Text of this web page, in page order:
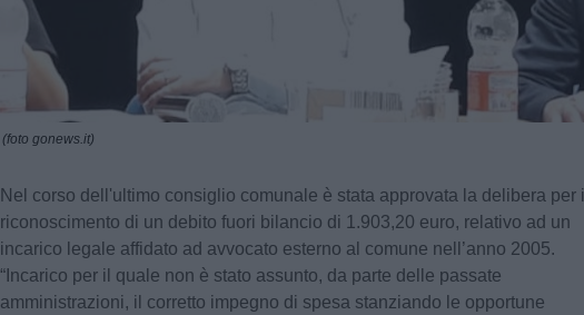
(foto gonews.it)
Nel corso dell'ultimo consiglio comunale è stata approvata la delibera per il
riconoscimento di un debito fuori bilancio di 1.903,20 euro, relativo ad un
incarico legale affidato ad avvocato esterno al comune nell’anno 2005.
“Incarico per il quale non è stato assunto, da parte delle passate
amministrazioni, il corretto impegno di spesa stanziando le opportune